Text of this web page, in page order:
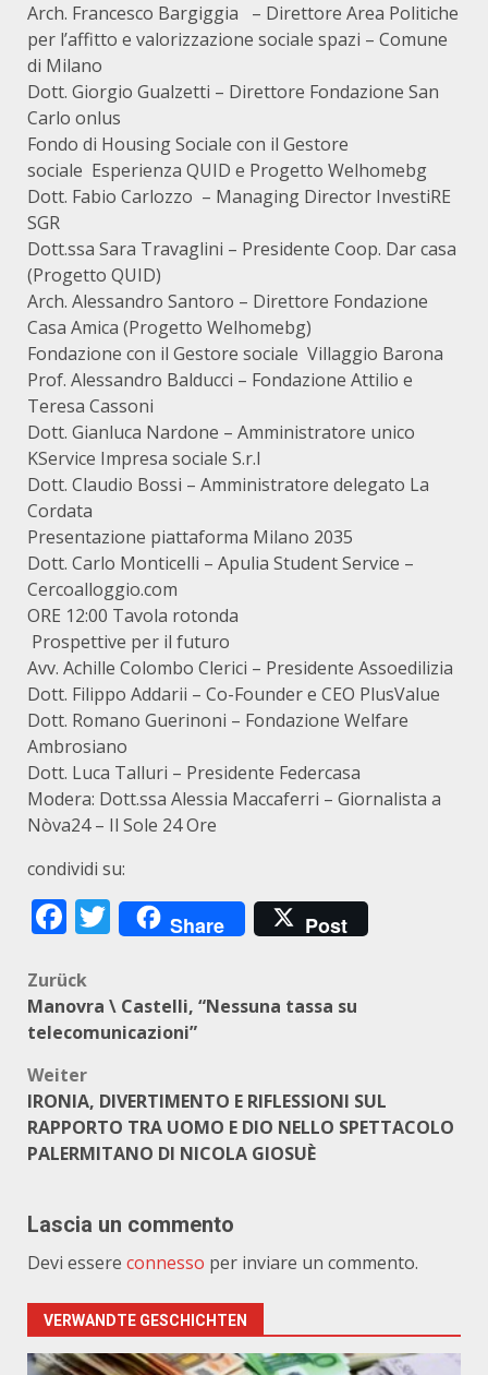
Arch. Francesco Bargiggia – Direttore Area Politiche
per l’affitto e valorizzazione sociale spazi – Comune
di Milano
Dott. Giorgio Gualzetti – Direttore Fondazione San
Carlo onlus
Fondo di Housing Sociale con il Gestore
sociale Esperienza QUID e Progetto Welhomebg
Dott. Fabio Carlozzo – Managing Director InvestiRE
SGR
Dott.ssa Sara Travaglini – Presidente Coop. Dar casa
(Progetto QUID)
Arch. Alessandro Santoro – Direttore Fondazione
Casa Amica (Progetto Welhomebg)
Fondazione con il Gestore sociale Villaggio Barona
Prof. Alessandro Balducci – Fondazione Attilio e
Teresa Cassoni
Dott. Gianluca Nardone – Amministratore unico
KService Impresa sociale S.r.l
Dott. Claudio Bossi – Amministratore delegato La
Cordata
Presentazione piattaforma Milano 2035
Dott. Carlo Monticelli – Apulia Student Service –
Cercoalloggio.com
ORE 12:00 Tavola rotonda
Prospettive per il futuro
Avv. Achille Colombo Clerici – Presidente Assoedilizia
Dott. Filippo Addarii – Co-Founder e CEO PlusValue
Dott. Romano Guerinoni – Fondazione Welfare
Ambrosiano
Dott. Luca Talluri – Presidente Federcasa
Modera: Dott.ssa Alessia Maccaferri – Giornalista a
Nòva24 – Il Sole 24 Ore
condividi su:
Facebook
Twitter
Share Post
Beitragsnavigation
Zurück
Manovra \ Castelli, “Nessuna tassa su
telecomunicazioni”
Weiter
IRONIA, DIVERTIMENTO E RIFLESSIONI SUL
RAPPORTO TRA UOMO E DIO NELLO SPETTACOLO
PALERMITANO DI NICOLA GIOSUÈ
Lascia un commento
Devi essere connesso per inviare un commento.
VERWANDTE GESCHICHTEN